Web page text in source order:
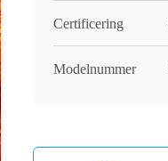
Certificering
Modelnummer